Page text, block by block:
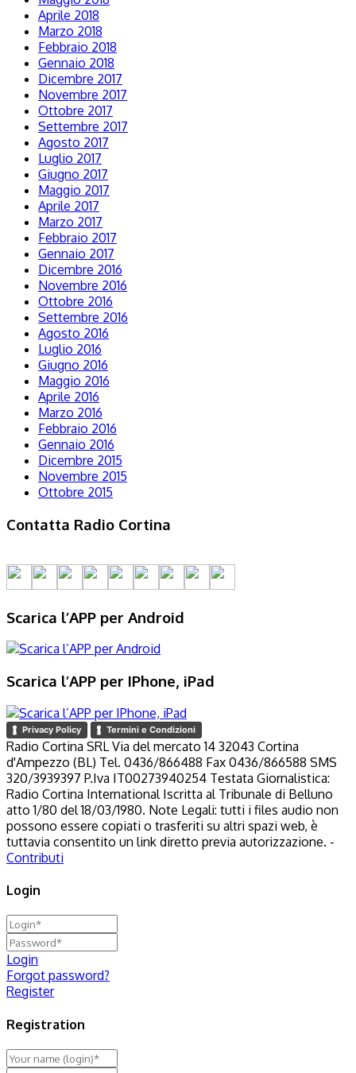
Aprile 2018
Marzo 2018
Febbraio 2018
Gennaio 2018
Dicembre 2017
Novembre 2017
Ottobre 2017
Settembre 2017
Agosto 2017
Luglio 2017
Giugno 2017
Maggio 2017
Aprile 2017
Marzo 2017
Febbraio 2017
Gennaio 2017
Dicembre 2016
Novembre 2016
Ottobre 2016
Settembre 2016
Agosto 2016
Luglio 2016
Giugno 2016
Maggio 2016
Aprile 2016
Marzo 2016
Febbraio 2016
Gennaio 2016
Dicembre 2015
Novembre 2015
Ottobre 2015
Contatta Radio Cortina
Scarica l’APP per Android
Scarica l’APP per IPhone, iPad
Privacy Policy Termini e Condizioni
Radio Cortina SRL Via del mercato 14 32043 Cortina
d'Ampezzo (BL) Tel. 0436/866488 Fax 0436/866588 SMS
320/3939397 P.Iva IT00273940254 Testata Giornalistica:
Radio Cortina International Iscritta al Tribunale di Belluno
atto 1/80 del 18/03/1980. Note Legali: tutti i files audio non
possono essere copiati o trasferiti su altri spazi web, è
tuttavia consentito un link diretto previa autorizzazione. -
Contributi
Login
Login
Forgot password?
Register
Registration